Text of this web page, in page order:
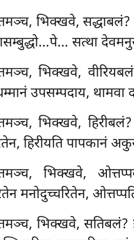
भिक्खवे, सद्धाबलं?
सत्था
भिक्खवे,
उपसम्पदाय,
भिक्खवे, हिरीबलं?
हिरीयति पापकानं
भिक्खवे,
मनोदुच्चरितेन,
भिक्खवे,